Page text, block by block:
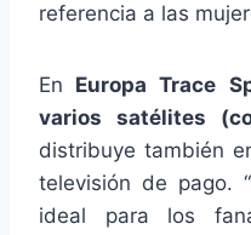
referencia a las
En Europa Trace
varios satélites
distribuye también
televisión de pago.
ideal para los